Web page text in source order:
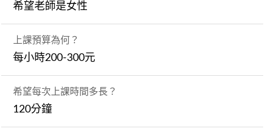
希望老師是女性
上課預算為何？
每小時200-300元
希望每次上課時間多長？
120分鐘